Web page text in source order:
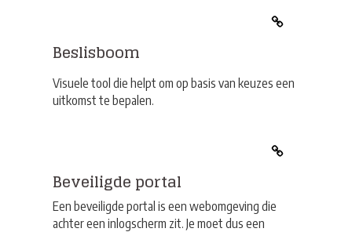
Beslisboom
Visuele tool die helpt om op basis van keuzes een
uitkomst te bepalen.
Beveiligde portal
Een beveiligde portal is een webomgeving die
achter een inlogscherm zit. Je moet dus een